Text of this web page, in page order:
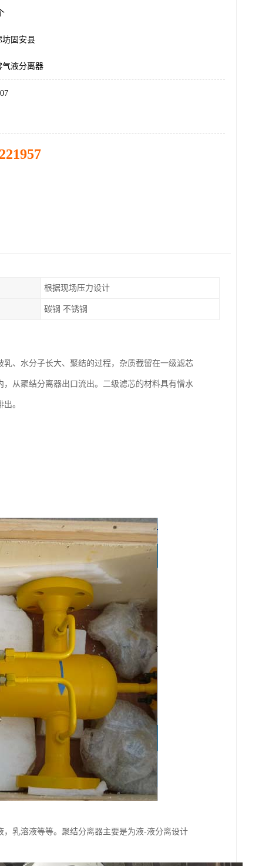
坊固安县
气液分离器
根据现场压力设计
碳钢 不锈钢
、水分子长大、聚结的过程，杂质截留在一级滤芯
从聚结分离器出口流出。二级滤芯的材料具有憎水
。
乳溶液等等。聚结分离器主要是为液-液分离设计